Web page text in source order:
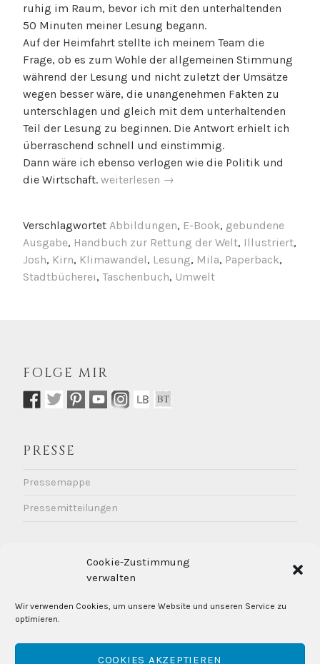
Cookie-Zustimmung
verwalten
Wir verwenden Cookies, um unsere Website und unseren Service zu
optimieren.
COOKIES AKZEPTIEREN
ruhig im Raum, bevor ich mit den unterhaltenden
50 Minuten meiner Lesung begann.
Auf der Heimfahrt stellte ich meinem Team die
Frage, ob es zum Wohle der allgemeinen Stimmung
während der Lesung und nicht zuletzt der Umsätze
wegen besser wäre, die unangenehmen Fakten zu
unterschlagen und gleich mit dem unterhaltenden
Teil der Lesung zu beginnen. Die Antwort erhielt ich
überraschend schnell und einstimmig.
Dann wäre ich ebenso verlogen wie die Politik und
die Wirtschaft. „Nachlese
weiterlesen →
Verschlagwortet Abbildungen, E-Book, gebundene
Ausgabe, Handbuch zur Rettung der Welt, Illustriert,
Josh, Kirn, Klimawandel, Lesung, Mila, Paperback,
Stadtbücherei, Taschenbuch, Umwelt
FOLGE MIR
PRESSE
Pressemappe
Pressemitteilungen
KONTAKT / IMPRESSUM
DATENSCHUTZ
Kontakt
Impressum
Datenschutzerklärung